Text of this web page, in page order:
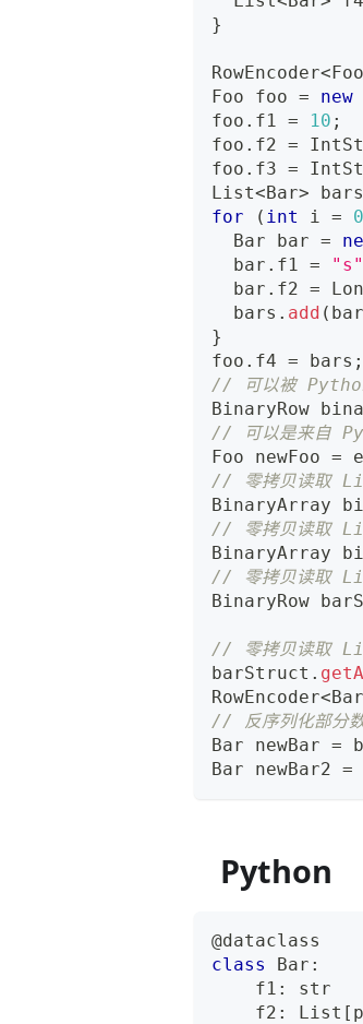
}
RowEncoder<Foo
Foo foo = new
foo . f1 = 10 ;
foo . f2 =
foo . f3 =
List<Bar>
for
( int i = 0
Bar bar =
  bar
. f1 = "s"
  bar
. f2 =
  bars
. add ( bar
}
foo . f4 = bars ;
// 可以被
BinaryRow
// 可以是来自
Foo newFoo =
// 零拷贝读取
BinaryArray
// 零拷贝读取
BinaryArray
// 零拷贝读取
BinaryRow
// 零拷贝读取
barStruct .
RowEncoder<Bar
// 反序列化部分
Bar newBar =
Bar newBar2 =
Python
@dataclass
class
Bar :
    f1
:
str
    f2
: List [